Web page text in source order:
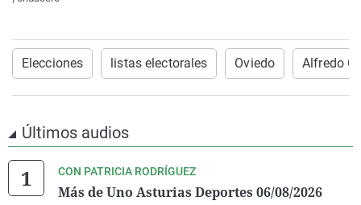
Elecciones listas electorales Oviedo Alfredo
Últimos audios
CON PATRICIA RODRÍGUEZ
Más de Uno Asturias Deportes 06/08/2026